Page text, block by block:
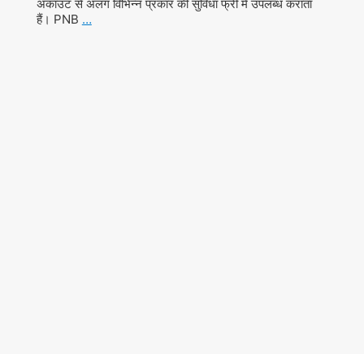
अकाउंट से अलग विभिन्न प्रकार की सुविधा फ्री में उपलब्ध कराता
हैं। PNB …